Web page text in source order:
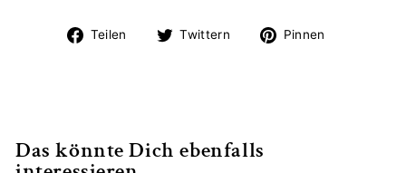
Teilen
Auf
Twittern
Auf
Pinnen
Das könnte Dich ebenfalls